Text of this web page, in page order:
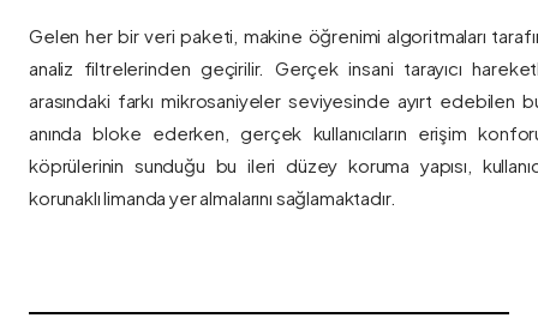
Gelen her bir veri paketi, makine öğrenimi algoritmaları
analiz filtrelerinden geçirilir. Gerçek insani tarayıcı
arasındaki farkı mikrosaniyeler seviyesinde ayırt edebilen
anında bloke ederken, gerçek kullanıcıların erişim
köprülerinin sunduğu bu ileri düzey koruma yapısı,
korunaklı limanda yer almalarını sağlamaktadır.